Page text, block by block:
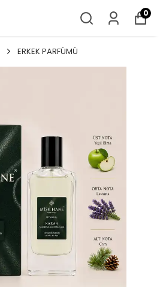
0
ERKEK PARFÜMÜ